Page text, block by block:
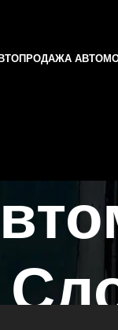
ПРОДАЖА